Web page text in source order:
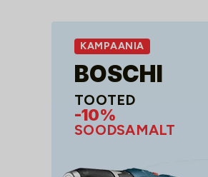
KAMPAANIA
BOSCHI
TOOTED
-10%
SOODSAMALT